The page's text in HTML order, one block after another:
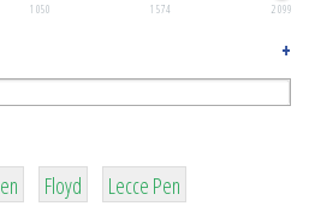
1 050 1 574 2 099
+
2
Floyd
2
Lecce Pen